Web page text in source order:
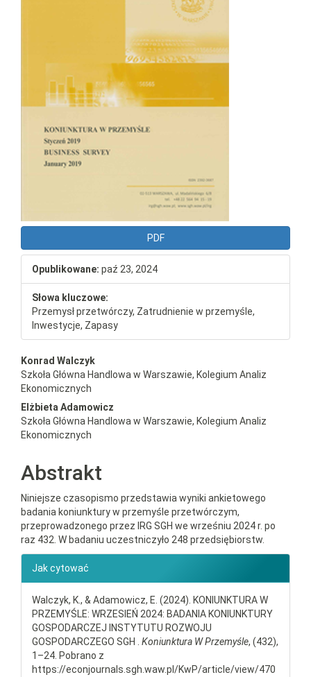
PDF
Opublikowane: paź 23, 2024
Słowa kluczowe:
Przemysł przetwórczy, Zatrudnienie w przemyśle,
Inwestycje, Zapasy
Konrad Walczyk
Szkoła Główna Handlowa w Warszawie, Kolegium Analiz
Ekonomicznych
Elżbieta Adamowicz
Szkoła Główna Handlowa w Warszawie, Kolegium Analiz
Ekonomicznych
Abstrakt
Niniejsze czasopismo przedstawia wyniki ankietowego
badania koniunktury w przemyśle przetwórczym,
przeprowadzonego przez IRG SGH we wrześniu 2024 r. po
raz 432. W badaniu uczestniczyło 248 przedsiębiorstw.
Jak cytować
Walczyk, K., & Adamowicz, E. (2024). KONIUNKTURA W
PRZEMYŚLE: WRZESIEŃ 2024: BADANIA KONIUNKTURY
GOSPODARCZEJ INSTYTUTU ROZWOJU
GOSPODARCZEGO SGH . Koniunktura W Przemyśle, (432),
1–24. Pobrano z
https://econjournals.sgh.waw.pl/KwP/article/view/470